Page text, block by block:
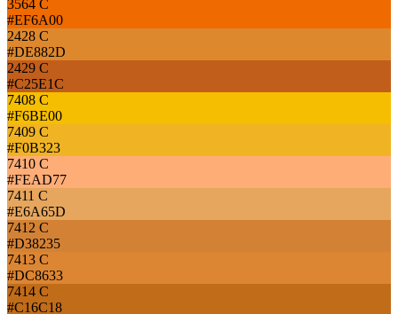
3564 C
#EF6A00
2428 C
#DE882D
2429 C
#C25E1C
7408 C
#F6BE00
7409 C
#F0B323
7410 C
#FEAD77
7411 C
#E6A65D
7412 C
#D38235
7413 C
#DC8633
7414 C
#C16C18